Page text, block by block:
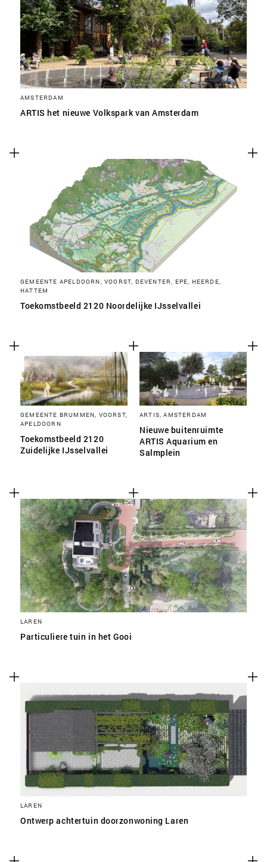
AMSTERDAM
ARTIS het nieuwe Volkspark van Amsterdam
GEMEENTE APELDOORN, VOORST, DEVENTER, EPE, HEERDE,
HATTEM
Toekomstbeeld 2120 Noordelijke IJsselvallei
GEMEENTE BRUMMEN, VOORST,
APELDOORN
Toekomstbeeld 2120
Zuidelijke IJsselvallei
ARTIS, AMSTERDAM
Nieuwe buitenruimte
ARTIS Aquarium en
Salmplein
LAREN
Particuliere tuin in het Gooi
LAREN
Ontwerp achtertuin doorzonwoning Laren
SLA VOORKEUREN OP